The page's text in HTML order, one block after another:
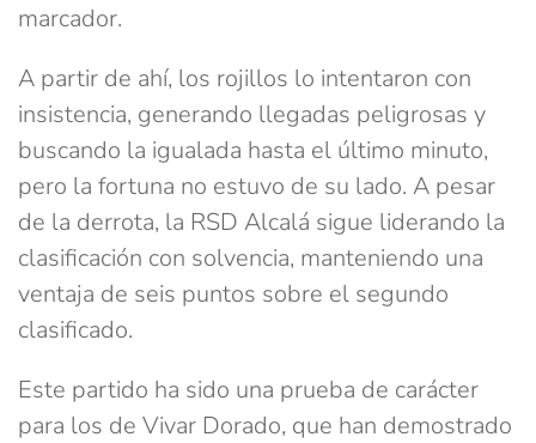
marcador.
A partir de ahí, los rojillos lo intentaron con
insistencia, generando llegadas peligrosas y
buscando la igualada hasta el último minuto,
pero la fortuna no estuvo de su lado. A pesar
de la derrota, la RSD Alcalá sigue liderando la
clasificación con solvencia, manteniendo una
ventaja de seis puntos sobre el segundo
clasificado.
Este partido ha sido una prueba de carácter
para los de Vivar Dorado, que han demostrado